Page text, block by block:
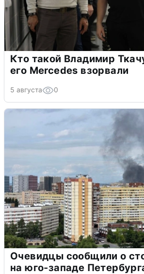
Кто такой Владимир
его Mercedes взорвали
5 августа 0
Очевидцы сообщили о
на юго-западе